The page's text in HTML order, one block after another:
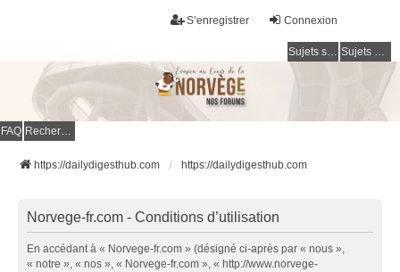
Connexion
S’enregistrer
Sujets sans réponse Sujets actifs
FAQ Rechercher
https://dailydigesthub.com https://dailydigesthub.com
Norvege-fr.com - Conditions d’utilisation
En accédant à « Norvege-fr.com » (désigné ci-après par « nous »,
« notre », « nos », « Norvege-fr.com », « http://www.norvege-